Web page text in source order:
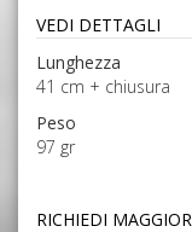
VEDI DETTAGLI
Lunghezza
41 cm + chiusura
Peso
97 gr
RICHIEDI